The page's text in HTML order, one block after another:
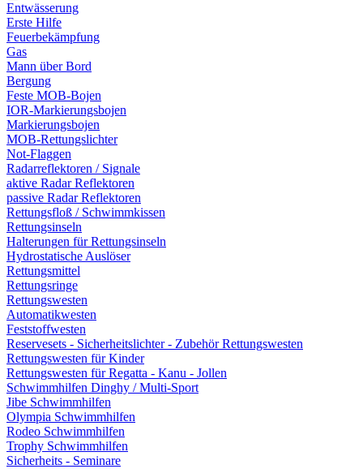
Entwässerung
Erste Hilfe
Feuerbekämpfung
Gas
Mann über Bord
Bergung
Feste MOB-Bojen
IOR-Markierungsbojen
Markierungsbojen
MOB-Rettungslichter
Not-Flaggen
Radarreflektoren / Signale
aktive Radar Reflektoren
passive Radar Reflektoren
Rettungsfloß / Schwimmkissen
Rettungsinseln
Halterungen für Rettungsinseln
Hydrostatische Auslöser
Rettungsmittel
Rettungsringe
Rettungswesten
Automatikwesten
Feststoffwesten
Reservesets - Sicherheitslichter - Zubehör Rettungswesten
Rettungswesten für Kinder
Rettungswesten für Regatta - Kanu - Jollen
Schwimmhilfen Dinghy / Multi-Sport
Jibe Schwimmhilfen
Olympia Schwimmhilfen
Rodeo Schwimmhilfen
Trophy Schwimmhilfen
Sicherheits - Seminare